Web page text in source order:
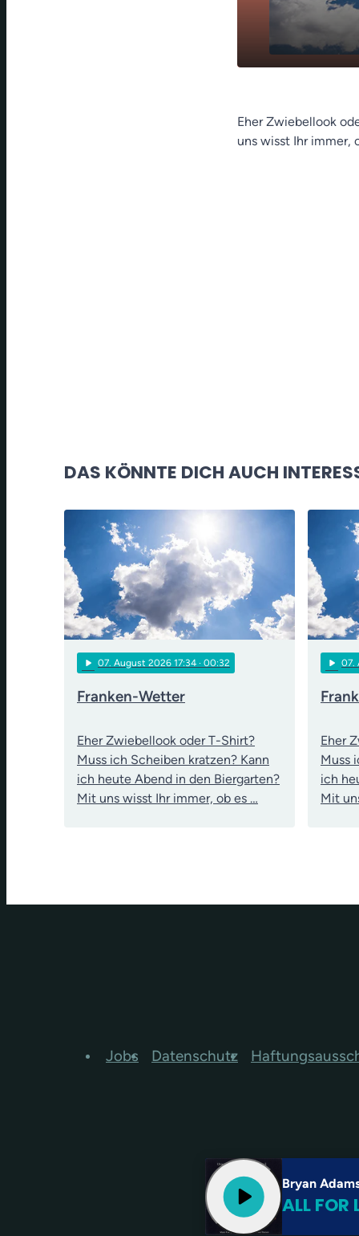
Eher Zwiebellook
uns wisst Ihr immer,
DAS KÖNNTE DICH AUCH
play_arrow 07. August 2026 17:34 · 00:32
Franken-Wetter
Eher Zwiebellook oder T-Shirt?
Muss ich Scheiben kratzen? Kann
ich heute Abend in den Biergarten?
Mit uns wisst Ihr immer, ob es …
play_arrow 07.
Eher
Muss
ich
Mit
Jobs Datenschutz
Bryan
ALL FOR
play_arrow